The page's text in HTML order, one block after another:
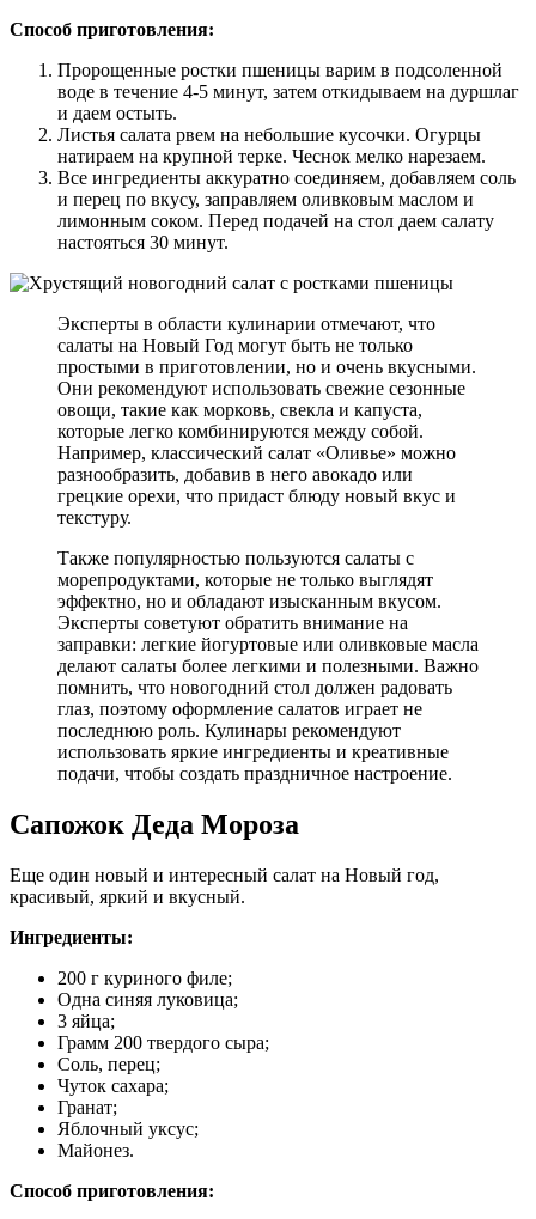
Способ приготовления:
Пророщенные ростки пшеницы варим в подсоленной
воде в течение 4-5 минут, затем откидываем на дуршлаг
и даем остыть.
Листья салата рвем на небольшие кусочки. Огурцы
натираем на крупной терке. Чеснок мелко нарезаем.
Все ингредиенты аккуратно соединяем, добавляем соль
и перец по вкусу, заправляем оливковым маслом и
лимонным соком. Перед подачей на стол даем салату
настояться 30 минут.
Эксперты в области кулинарии отмечают, что
салаты на Новый Год могут быть не только
простыми в приготовлении, но и очень вкусными.
Они рекомендуют использовать свежие сезонные
овощи, такие как морковь, свекла и капуста,
которые легко комбинируются между собой.
Например, классический салат «Оливье» можно
разнообразить, добавив в него авокадо или
грецкие орехи, что придаст блюду новый вкус и
текстуру.
Также популярностью пользуются салаты с
морепродуктами, которые не только выглядят
эффектно, но и обладают изысканным вкусом.
Эксперты советуют обратить внимание на
заправки: легкие йогуртовые или оливковые масла
делают салаты более легкими и полезными. Важно
помнить, что новогодний стол должен радовать
глаз, поэтому оформление салатов играет не
последнюю роль. Кулинары рекомендуют
использовать яркие ингредиенты и креативные
подачи, чтобы создать праздничное настроение.
Сапожок Деда Мороза
Еще один новый и интересный салат на Новый год,
красивый, яркий и вкусный.
Ингредиенты:
200 г куриного филе;
Одна синяя луковица;
3 яйца;
Грамм 200 твердого сыра;
Соль, перец;
Чуток сахара;
Гранат;
Яблочный уксус;
Майонез.
Способ приготовления: